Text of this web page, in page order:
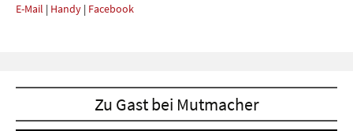
E-Mail | Handy | Facebook
Zu Gast bei Mutmacher